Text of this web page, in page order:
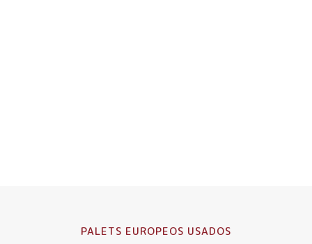
PALETS EUROPEOS USADOS